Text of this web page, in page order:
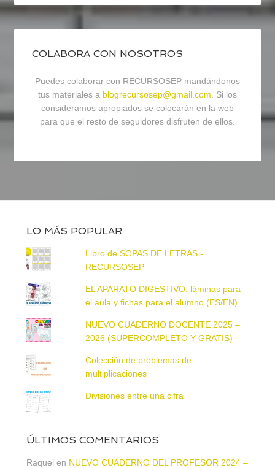
COLABORA CON NOSOTROS
Puedes colaborar con RECURSOSEP mandándonos
tus materiales a blogrecursosep@gmail.com. Si los
consideramos apropiados se colocarán en la web
para que el resto de seguidores disfruten de ellos.
LO MÁS POPULAR
Libro de SOPAS DE LETRAS -
RECURSOSEP
EL APARATO DIGESTIVO: láminas para
el aula y fichas para el alumno (ES/EN)
NUEVO CUADERNO DOCENTE 2025 –
2026 (SUPERCOMPLETO Y GRATIS)
Colección de problemas de
multiplicaciones
Divisiones entre una cifra
ÚLTIMOS COMENTARIOS
Raquel en NUEVO CUADERNO DEL PROFESOR 2024 –